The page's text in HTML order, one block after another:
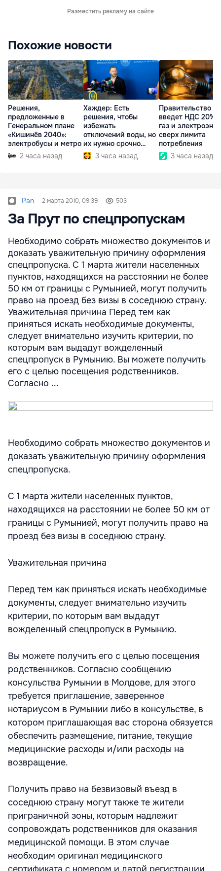
Разместить рекламу на сайте
Похожие новости
Решения,
предложенные в
Генеральном плане
«Кишинёв 2040»:
электробусы и метро
2 часа назад
Хаждер: Есть
решения, чтобы
избежать
отключений воды, но
их нужно срочно
внедрить
3 часа назад
Правительство
введет НДС 20%
газ и
сверх лимита
потребления
3 часа назад
Pan 2 марта 2010, 09:39 503
За Прут по спецпропускам
Необходимо собрать множество документов и
доказать уважительную причину оформления
спецпропуска. С 1 марта жители населенных
пунктов, находящихся на расстоянии не более
50 км от границы с Румынией, могут получить
право на проезд без визы в соседнюю страну.
Уважительная причина Перед тем как
приняться искать необходимые документы,
следует внимательно изучить критерии, по
которым вам выдадут вожделенный
спецпропуск в Румынию. Вы можете получить
его с целью посещения родственников.
Согласно ...
Необходимо собрать множество документов и
доказать уважительную причину оформления
спецпропуска.
С 1 марта жители населенных пунктов,
находящихся на расстоянии не более 50 км от
границы с Румынией, могут получить право на
проезд без визы в соседнюю страну.
Уважительная причина
Перед тем как приняться искать необходимые
документы, следует внимательно изучить
критерии, по которым вам выдадут
вожделенный спецпропуск в Румынию.
Вы можете получить его с целью посещения
родственников. Согласно сообщению
консульства Румынии в Молдове, для этого
требуется приглашение, заверенное
нотариусом в Румынии либо в консульстве, в
котором приглашающая вас сторона обязуется
обеспечить размещение, питание, текущие
медицинские расходы и/или расходы на
возвращение.
Получить право на безвизовый въезд в
соседнюю страну могут также те жители
приграничной зоны, которым надлежит
сопровождать родственников для оказания
медицинской помощи. В этом случае
необходим оригинал медицинского